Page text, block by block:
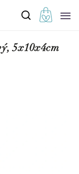
5x10x4cm